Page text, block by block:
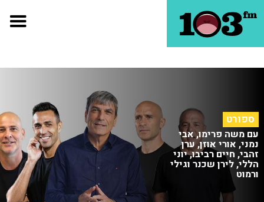
ספורט
עם משה פרימו, אבי
נמני, אורי אוזן, ערן
זהבי, חיים רביבו, יוני
הללי, לירן שכנר וגילי
ורמוט